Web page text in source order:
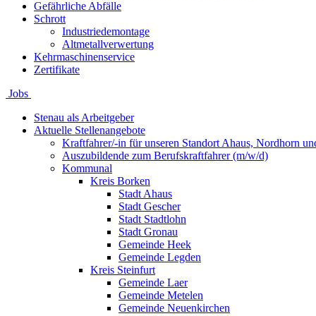
Gefährliche Abfälle
Schrott
Industriedemontage
Altmetallverwertung
Kehrmaschinenservice
Zertifikate
Jobs
Stenau als Arbeitgeber
Aktuelle Stellenangebote
Kraftfahrer/-in für unseren Standort Ahaus, Nordhorn
Auszubildende zum Berufskraftfahrer (m/w/d)
Kommunal
Kreis Borken
Stadt Ahaus
Stadt Gescher
Stadt Stadtlohn
Stadt Gronau
Gemeinde Heek
Gemeinde Legden
Kreis Steinfurt
Gemeinde Laer
Gemeinde Metelen
Gemeinde Neuenkirchen